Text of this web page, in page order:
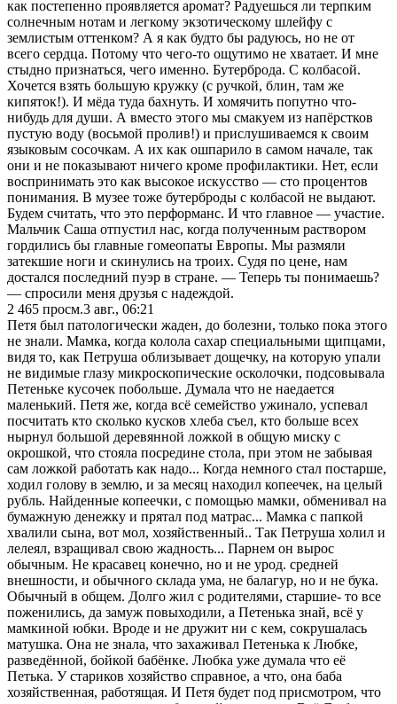
как постепенно проявляется аромат? Радуешься ли терпким
солнечным нотам и легкому экзотическому шлейфу с
землистым оттенком? А я как будто бы радуюсь, но не от
всего сердца. Потому что чего-то ощутимо не хватает. И мне
стыдно признаться, чего именно. Бутерброда. С колбасой.
Хочется взять большую кружку (с ручкой, блин, там же
кипяток!). И мёда туда бахнуть. И хомячить попутно что-
нибудь для души. А вместо этого мы смакуем из напёрстков
пустую воду (восьмой пролив!) и прислушиваемся к своим
языковым сосочкам. А их как ошпарило в самом начале, так
они и не показывают ничего кроме профилактики. Нет, если
воспринимать это как высокое искусство — сто процентов
понимания. В музее тоже бутерброды с колбасой не выдают.
Будем считать, что это перформанс. И что главное — участие.
Мальчик Саша отпустил нас, когда полученным раствором
гордились бы главные гомеопаты Европы. Мы размяли
затекшие ноги и скинулись на троих. Судя по цене, нам
достался последний пуэр в стране. — Теперь ты понимаешь?
— спросили меня друзья с надеждой.
2 465 просм.3 авг., 06:21
Петя был патологически жаден, до болезни, только пока этого
не знали. Мамка, когда колола сахар специальными щипцами,
видя то, как Петруша облизывает дощечку, на которую упали
не видимые глазу микроскопические осколочки, подсовывала
Петеньке кусочек побольше. Думала что не наедается
маленький. Петя же, когда всё семейство ужинало, успевал
посчитать кто сколько кусков хлеба съел, кто больше всех
нырнул большой деревянной ложкой в общую миску с
окрошкой, что стояла посредине стола, при этом не забывая
сам ложкой работать как надо... Когда немного стал постарше,
ходил голову в землю, и за месяц находил копеечек, на целый
рубль. Найденные копеечки, с помощью мамки, обменивал на
бумажную денежку и прятал под матрас... Мамка с папкой
хвалили сына, вот мол, хозяйственный.. Так Петруша холил и
лелеял, взращивал свою жадность... Парнем он вырос
обычным. Не красавец конечно, но и не урод. средней
внешности, и обычного склада ума, не балагур, но и не бука.
Обычный в общем. Долго жил с родителями, старшие- то все
поженились, да замуж повыходили, а Петенька знай, всё у
мамкиной юбки. Вроде и не дружит ни с кем, сокрушалась
матушка. Она не знала, что захаживал Петенька к Любке,
разведённой, бойкой бабёнке. Любка уже думала что её
Петька. У стариков хозяйство справное, а что, она баба
хозяйственная, работящая. И Петя будет под присмотром, что